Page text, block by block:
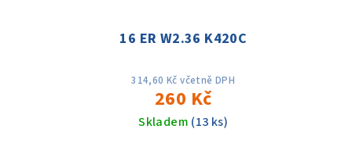
16 ER W2.36 K420C
314,60 Kč včetně DPH
260 Kč
Skladem (13 ks)